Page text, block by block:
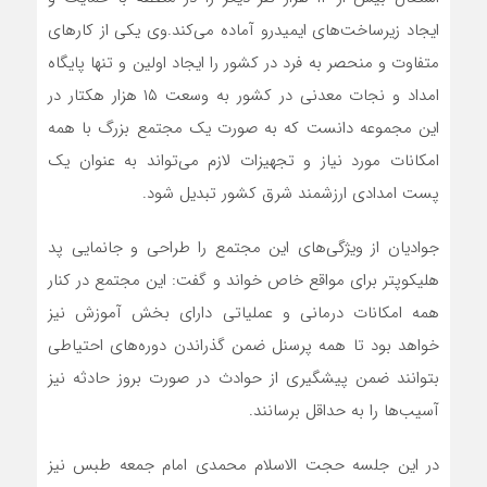
ایجاد زیرساخت‌های ایمیدرو آماده می‌کند.وی یکی از کارهای
متفاوت و منحصر به فرد در کشور را ایجاد اولین و تنها پایگاه
امداد و نجات معدنی در کشور به وسعت ۱۵ هزار هکتار در
این مجموعه دانست که به صورت یک مجتمع بزرگ با همه
امکانات مورد نیاز و تجهیزات لازم می‌تواند به عنوان یک
پست امدادی ارزشمند شرق کشور تبدیل شود.
جوادیان از ویژگی‌های این مجتمع را طراحی و جانمایی پد
هلیکوپتر برای مواقع خاص خواند و گفت: این مجتمع در کنار
همه امکانات درمانی و عملیاتی دارای بخش آموزش نیز
خواهد بود تا همه پرسنل ضمن گذراندن دوره‌های احتیاطی
بتوانند ضمن پیشگیری از حوادث در صورت بروز حادثه نیز
آسیب‌ها را به حداقل برسانند.
در این جلسه حجت الاسلام محمدی امام جمعه طبس نیز